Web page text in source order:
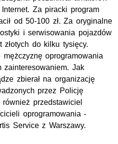
Za piracki program
od 50-100 zł. Za oryginalne
i serwisowania pojazdów
złotych do kilku tysięcy.
mężczyznę oprogramowania
zainteresowaniem. Jak
zbierał na organizację
przez Policję
przedstawiciel
oprogramowania -
Service z Warszawy.